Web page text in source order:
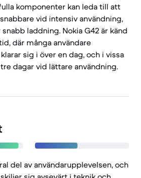
komponenter kan leda till att
vid intensiv användning,
laddning. Nokia G42 är känd
där många användare
sig i över en dag, och i vissa
dagar vid lättare användning.
del av användarupplevelsen, och